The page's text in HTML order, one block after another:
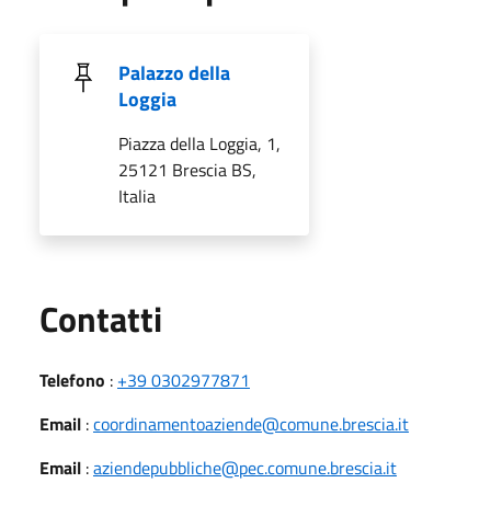
Palazzo della
Loggia
Piazza della Loggia, 1,
25121 Brescia BS,
Italia
Contatti
Telefono : +39 0302977871
Email :coordinamentoaziende@comune.brescia.it
Email :aziendepubbliche@pec.comune.brescia.it